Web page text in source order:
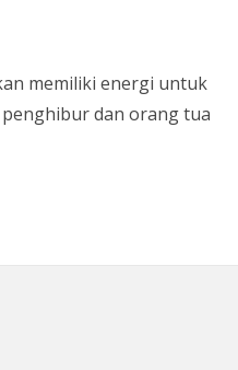
memiliki energi untuk
dan orang tua